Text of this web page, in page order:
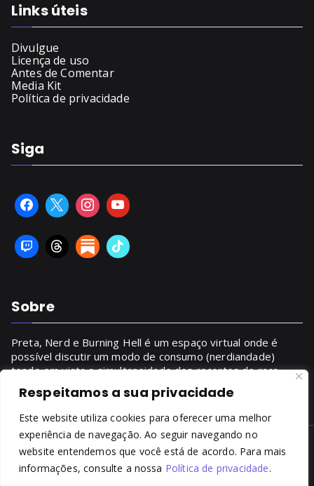
Respeitamos a sua privacidade
Este website utiliza cookies para oferecer uma melhor
experiência de navegação. Ao seguir navegando no
website entendemos que você está de acordo. Para mais
informações, consulte a nossa Política de privacidade.
Links úteis
Divulgue
Licença de uso
Antes de Comentar
Media Kit
Política de privacidade
Siga
Sobre
Preta, Nerd e Burning Hell é um espaço virtual onde é
possível discutir um modo de consumo (nerdiandade)
tendo em vista a simultaneidade dos recortes de raça,
gênero, classe.
SAIBA MAIS
Copyright © 2014 - 2026 Preta, Nerd & Burning Hell . Todos
os direitos reservados. É proibida a reprodução, total ou